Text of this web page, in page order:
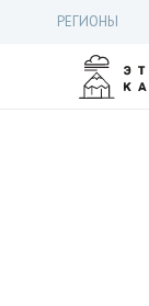
РЕГИОНЫ